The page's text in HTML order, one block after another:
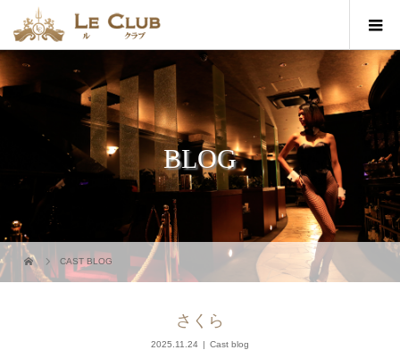
BLOG
CAST BLOG
さくら
2025.11.24 Cast blog